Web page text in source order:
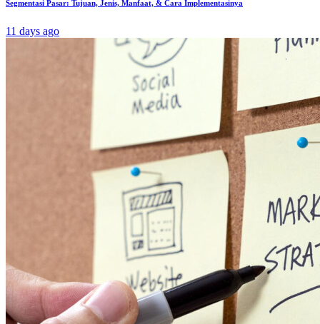
Segmentasi Pasar: Tujuan, Jenis, Manfaat, & Cara Implementasinya
11 days ago